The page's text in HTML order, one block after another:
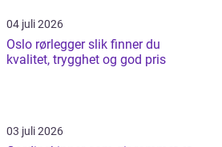
04 juli 2026
Oslo rørlegger slik finner du
kvalitet, trygghet og god pris
03 juli 2026